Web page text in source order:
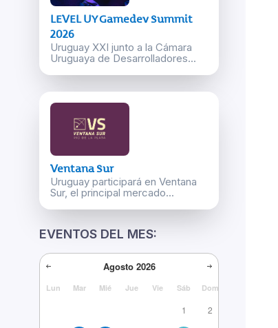
LEVEL UY Gamedev Summit
2026
Uruguay XXI junto a la Cámara
Uruguaya de Desarrolladores...
Ventana Sur
Uruguay participará en Ventana
Sur, el principal mercado...
EVENTOS DEL MES:
Agosto 2026
Lun Mar Mié Jue Vie Sáb Dom
1 2